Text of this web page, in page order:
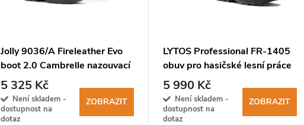
Jolly 9036/A Fireleather Evo
boot 2.0 Cambrelle nazouvací
zásahová obuv
5 325 Kč
Není skladem -
dostupnost na
dotaz
ZOBRAZIT
LYTOS Professional FR-1405
obuv pro hasičské lesní práce
5 990 Kč
Není skladem -
dostupnost na
dotaz
ZOBRAZIT